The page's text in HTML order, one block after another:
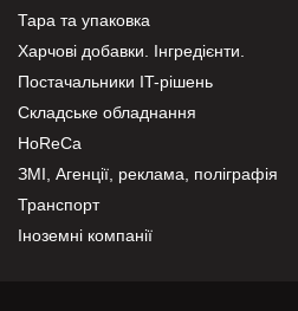
Тара та упаковка
Харчові добавки. Інгредієнти.
Постачальники IT-рішень
Складське обладнання
HoReCa
ЗМІ, Агенції, реклама, поліграфія
Транспорт
Іноземні компанії